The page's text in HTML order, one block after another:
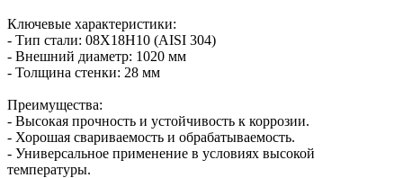
Ключевые характеристики:
- Тип стали: 08Х18Н10 (AISI 304)
- Внешний диаметр: 1020 мм
- Толщина стенки: 28 мм
Преимущества:
- Высокая прочность и устойчивость к коррозии.
- Хорошая свариваемость и обрабатываемость.
- Универсальное применение в условиях высокой
температуры.